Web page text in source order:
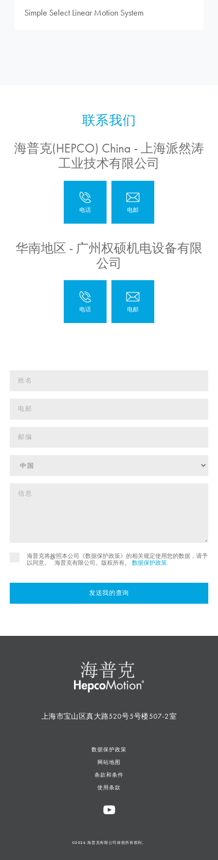
Simple Select Linear Motion System
海普克(HEPCO) China - 上海派然涛
工业技术有限公司
华南地区 - 广州权硕机电设备有限
公司
海普克将按照本公司《数据保护政策》的相关规定使用您的数据，请予
以同意。
©
海普克有限公司。版权所有。 数据保护政策.
发送我的查询
上海市宝山区真大路520号5号楼507-2室
数据保护政策
网站地图
条款和条件
使用条款
©2026 海普克有限公司保留所有权利。